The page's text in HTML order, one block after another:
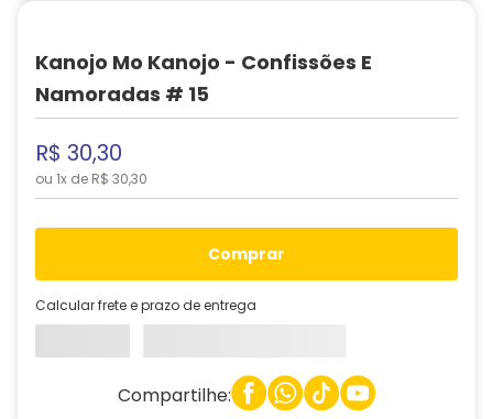
Kanojo Mo Kanojo - Confissões E
Namoradas # 15
R$ 30,30
ou 1x de R$ 30,30
comprar
Calcular frete e prazo de entrega
Compartilhe: